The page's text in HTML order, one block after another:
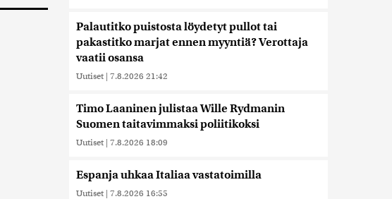
Palautitko puistosta löydetyt pullot tai
pakastitko marjat ennen myyntiä? Verottaja
vaatii osansa
Uutiset | 7.8.2026 21:42
Timo Laaninen julistaa Wille Rydmanin
Suomen taitavimmaksi poliitikoksi
Uutiset | 7.8.2026 18:09
Espanja uhkaa Italiaa vastatoimilla
Uutiset | 7.8.2026 16:55